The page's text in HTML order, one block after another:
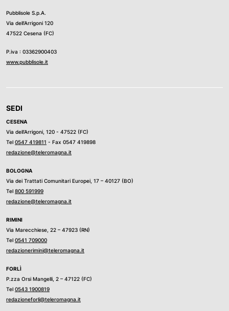
Pubblisole S.p.A.
Via dell’Arrigoni 120
47522 Cesena (FC)
P.iva : 03362900403
www.pubblisole.it
SEDI
CESENA
Via dell’Arrigoni, 120 - 47522 (FC)
Tel 0547 419811 - Fax 0547 419898
redazione@teleromagna.it
BOLOGNA
Via dei Trattati Comunitari Europei, 17 – 40127 (BO)
Tel 800 591999
redazione@teleromagna.it
RIMINI
Via Marecchiese, 22 – 47923 (RN)
Tel 0541 709000
redazionerimini@teleromagna.it
FORLÌ
P.zza Orsi Mangelli, 2 – 47122 (FC)
Tel 0543 1900819
redazioneforli@teleromagna.it